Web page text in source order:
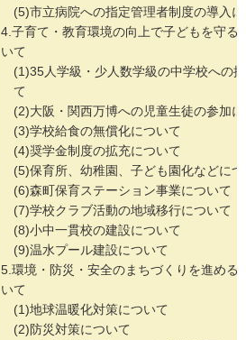
(5)市立病院への指定管理者制度の導入
4.子育て・教育環境の向上で子どもを守る
いて
(1)35人学級・少人数学級の中学校への
て
(2)大阪・関西万博への児童生徒の参加
(3)学校給食の無償化について
(4)奨学金制度の拡充について
(5)保育所、幼稚園、子ども園化などに
(6)森町保育ステーション事業について
(7)学校クラブ活動の地域移行について
(8)小中一貫校の建設について
(9)温水プール建設について
5.環境・防災・安全のまちづくりを進める
いて
(1)地球温暖化対策について
(2)防災対策について